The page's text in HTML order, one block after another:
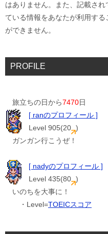
はありません。また、記載さ
ている情報をあなたが利用す
ができません。
PROFILE
旅立ちの日から7470日
[ ranのプロフィール ]
Level 905(20 )
ガンガン行こうぜ！
[ nadyのプロフィール ]
Level 435(80 )
いのちを大事に！
・Level=TOEICスコア